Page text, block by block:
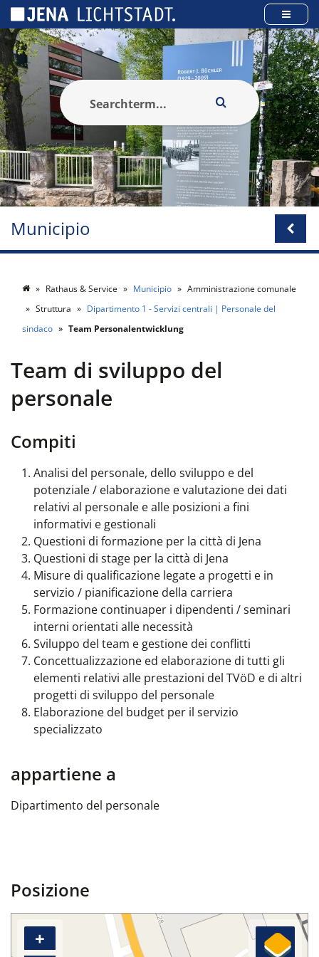
Municipio
Rathaus & Service Municipio
Amministrazione comunale
Struttura
Dipartimento 1 - Servizi centrali | Personale del
sindaco
Team Personalentwicklung
Team di sviluppo del
personale
Compiti
Analisi del personale, dello sviluppo e del
potenziale / elaborazione e valutazione dei dati
relativi al personale e alle posizioni a fini
informativi e gestionali
Questioni di formazione per la città di Jena
Questioni di stage per la città di Jena
Misure di qualificazione legate a progetti e in
servizio / pianificazione della carriera
Formazione continuaper i dipendenti / seminari
interni orientati alle necessità
Sviluppo del team e gestione dei conflitti
Concettualizzazione ed elaborazione di tutti gli
elementi relativi alle prestazioni del TVöD e di altri
progetti di sviluppo del personale
Elaborazione del budget per il servizio
specializzato
appartiene a
Dipartimento del personale
Posizione
+
Pannello di gestione dei cookies